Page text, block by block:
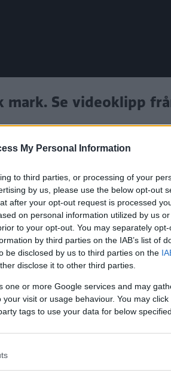
My Personal Information
to third parties, or processing of your
by us, please use the below opt-out
after your opt-out request is processed
on personal information utilized by us
to your opt-out. You may separately
by third parties on the IAB’s list of
be disclosed by us to third parties on the
disclose it to other third parties.
one or more Google services and may
visit or usage behaviour. You may
tags to use your data for below
mark. Se videoklipp
3, som precis har börjat
på över 700.000 kr knappast
Du kan också läsa